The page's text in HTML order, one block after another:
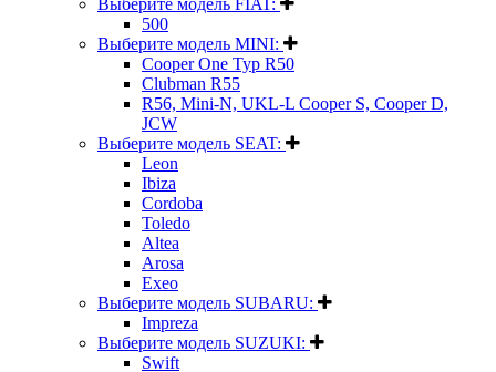
Выберите модель FIAT:
500
Выберите модель MINI:
Cooper One Typ R50
Clubman R55
R56, Mini-N, UKL-L Cooper S, Cooper D,
JCW
Выберите модель SEAT:
Leon
Ibiza
Cordoba
Toledo
Altea
Arosa
Exeo
Выберите модель SUBARU:
Impreza
Выберите модель SUZUKI:
Swift